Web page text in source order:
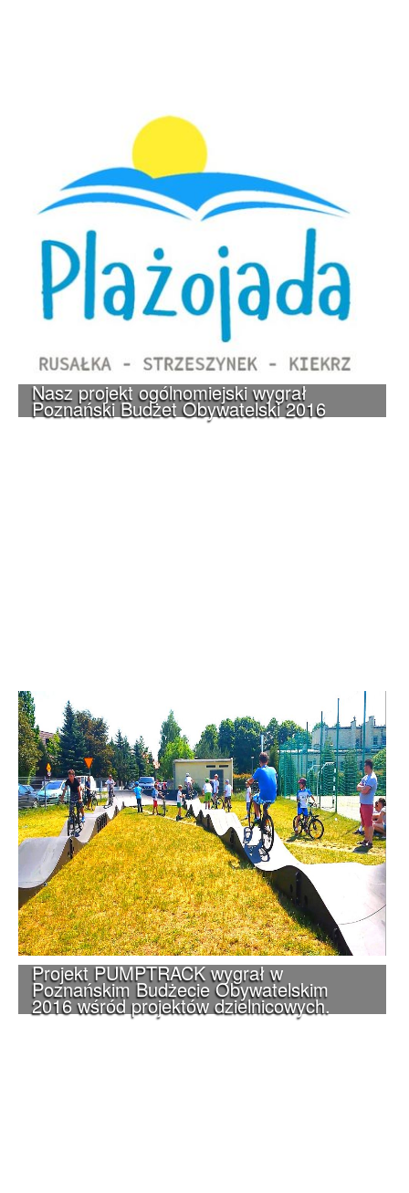
Nasz projekt ogólnomiejski wygrał
Poznański Budżet Obywatelski 2016
Projekt PUMPTRACK wygrał w
Poznańskim Budżecie Obywatelskim
2016 wśród projektów dzielnicowych.